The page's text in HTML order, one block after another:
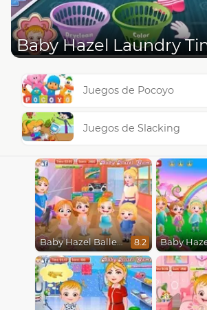
Baby Hazel Laundry
Juegos de Pocoyo
Juegos de Slacking
Baby Hazel Ballerina Dance 8.2